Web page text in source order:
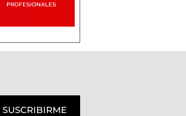
SUSCRIBIRME